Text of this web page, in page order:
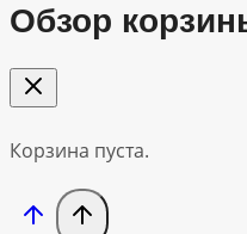
Обзор
Корзина пуста.